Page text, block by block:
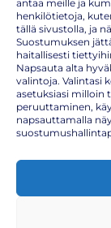
antaa meille ja
henkilötietoja,
tällä sivustolla, ja
Suostumuksen
haitallisesti
Napsauta alta
valintoja. Valintasi
asetuksiasi milloin
peruuttaminen,
napsauttamalla
K-
(Hakakatu
Turku,
Näytä
Tulevat
14:00 – 16:00